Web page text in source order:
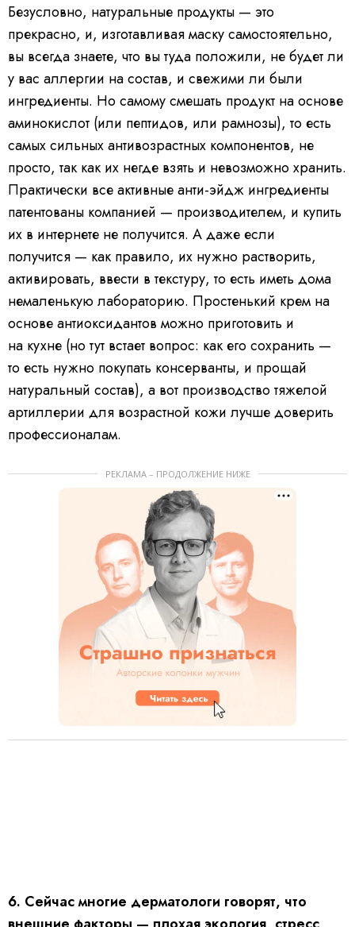
Безусловно, натуральные продукты — это
прекрасно, и, изготавливая маску самостоятельно,
вы всегда знаете, что вы туда положили, не будет ли
у вас аллергии на состав, и свежими ли были
ингредиенты. Но самому смешать продукт на основе
аминокислот (или пептидов, или рамнозы), то есть
самых сильных антивозрастных компонентов, не
просто, так как их негде взять и невозможно хранить.
Практически все активные анти-эйдж ингредиенты
патентованы компанией — производителем, и купить
их в интернете не получится. А даже если
получится — как правило, их нужно растворить,
активировать, ввести в текстуру, то есть иметь дома
немаленькую лабораторию. Простенький крем на
основе антиоксидантов можно приготовить и
на кухне (но тут встает вопрос: как его сохранить —
то есть нужно покупать консерванты, и прощай
натуральный состав), а вот производство тяжелой
артиллерии для возрастной кожи лучше доверить
профессионалам.
РЕКЛАМА – ПРОДОЛЖЕНИЕ НИЖЕ
6. Сейчас многие дерматологи говорят, что